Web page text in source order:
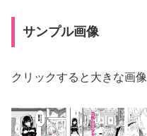
サンプル画像
クリックすると大きな画